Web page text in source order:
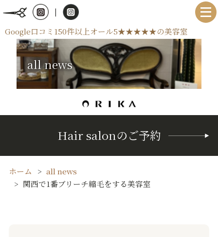
|
Google口コミ150件以上オール5★★★★★の美容室
all news
Hair salonのご予約
ホーム
all news
関西で1番ブリーチ縮毛をする美容室